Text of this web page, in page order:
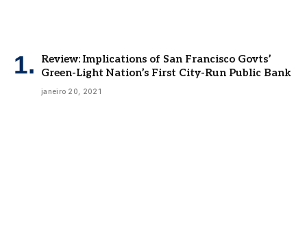
Review: Implications of San Francisco Govts’
Green-Light Nation’s First City-Run Public Bank
janeiro 20, 2021